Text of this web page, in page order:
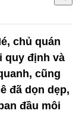
chủ quán
quy định và
cũng
đã dọn dẹp,
đầu môi